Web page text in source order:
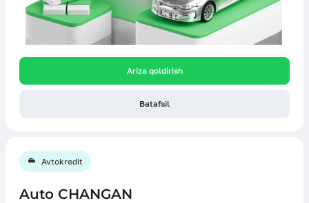
Ariza qoldirish
Batafsil
Avtokredit
Auto CHANGAN